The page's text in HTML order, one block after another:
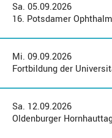
Sa. 05.09.2026
16. Potsdamer
Mi. 09.09.2026
Fortbildung der
Sa. 12.09.2026
Oldenburger